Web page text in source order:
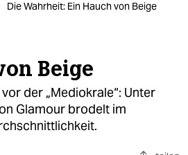
taz zahl ich
Die Wahrheit: Ein Hauch von Beige
Beige
der „Mediokrale“: Unter
Glamour brodelt im